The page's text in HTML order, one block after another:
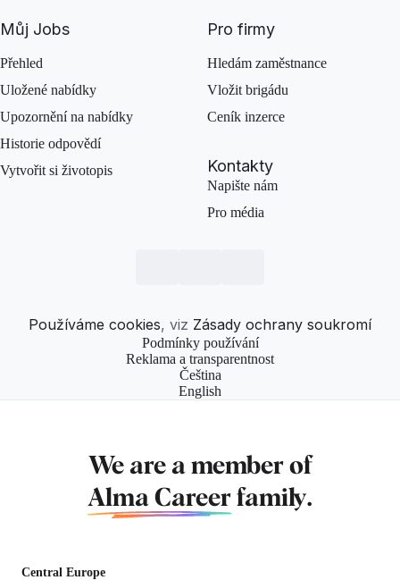
Můj Jobs
Přehled
Uložené nabídky
Upozornění na nabídky
Historie odpovědí
Vytvořit si životopis
Pro firmy
Hledám zaměstnance
Vložit brigádu
Ceník inzerce
Kontakty
Napište nám
Pro média
Používáme cookies, viz Zásady ochrany soukromí
Podmínky používání
Reklama a transparentnost
Čeština
English
We are a member of
Alma Career family.
Central Europe